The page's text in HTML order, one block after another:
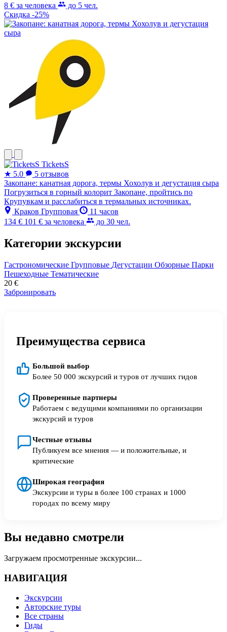
8 € за человека
до 5 чел.
Скидка -25%
TicketsS
★ 5.0
5 отзывов
Закопане: канатная дорога, термы Хохолув и дегустация сыра
Погрузиться в горный колорит Закопане, пройтись по
Крупувкам и расслабиться в термальных источниках.
Краков Групповая
11 часов
134 € 101 € за человека до 30 чел.
Категории экскурсии
Гастрономические Групповые Дегустации Обзорные Парки
Пешеходные Тематические
20 €
Забронировать
Преимущества сервиса
Большой выбор
Более 50 000 экскурсий и туров от лучших гидов
Проверенные партнеры
Работаем с ведущими компаниями по организации
экскурсий и туров
Честные отзывы
Публикуем все мнения — и положительные, и
критические
Широкая география
Экскурсии и туры в более 100 странах и 1000
городах по всему миру
Вы недавно смотрели
Загружаем просмотренные экскурсии...
НАВИГАЦИЯ
Экскурсии
Авторские туры
Все страны
Гиды